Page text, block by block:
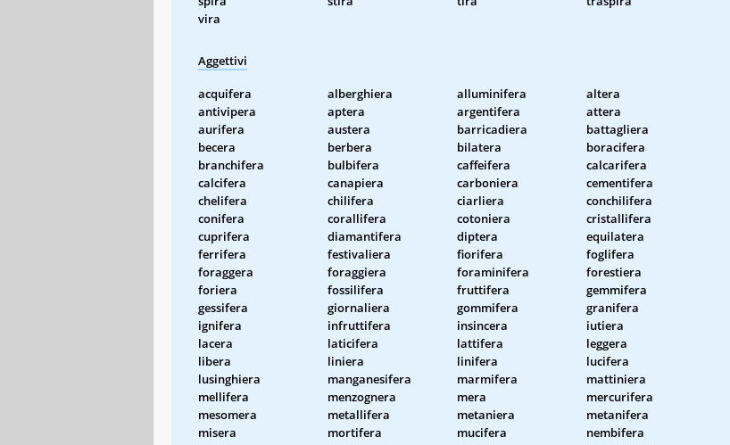
vira
Aggettivi
acquifera alberghiera alluminifera
altera
antivipera
aptera argentifera
attera
aurifera
austera barricadiera
battagliera
becera
berbera bilatera
boracifera
branchifera
bulbifera caffeifera
calcarifera
calcifera
canapiera carboniera
cementifera
chelifera
chilifera ciarliera
conchilifera
conifera
corallifera cotoniera
cristallifera
cuprifera
diamantifera diptera
equilatera
ferrifera
festivaliera fiorifera
foglifera
foraggera
foraggiera foraminifera
forestiera
foriera
fossilifera fruttifera
gemmifera
gessifera
giornaliera gommifera
granifera
ignifera
infruttifera insincera
iutiera
lacera
laticifera lattifera
leggera
libera
liniera linifera
lucifera
lusinghiera
manganesifera marmifera
mattiniera
mellifera
menzognera mera
mercurifera
mesomera
metallifera metaniera
metanifera
misera
mortifera mucifera
nembifera